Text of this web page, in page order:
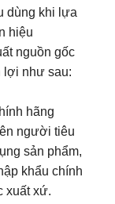
dùng khi lựa
hiệu
nguồn gốc
lợi như sau:
hãng
người tiêu
sản phẩm,
khẩu chính
xuất xứ.